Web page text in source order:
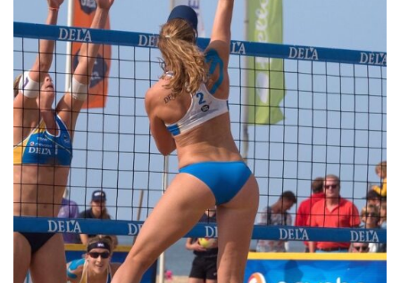
容となっている。
http://www.rbbto
da ...
た）。デビュー当
時の体重まで ...